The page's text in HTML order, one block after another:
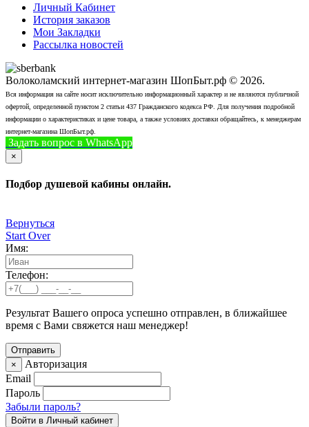
Личный Кабинет
История заказов
Мои Закладки
Рассылка новостей
Волоколамский интернет-магазин ШопБыт.рф © 2026.
Вся информация на сайте носит исключительно информационный характер и не являются публичной
офертой, определенной пунктом 2 статьи 437 Гражданского кодекса РФ. Для получения подробной
информации о характеристиках и цене товара, а также условиях доставки обращайтесь, к менеджерам
интернет-магазина ШопБыт.рф.
Задать вопрос в WhatsApp
×
Подбор душевой кабины онлайн.
Вернуться
Start Over
Имя:
Телефон:
Результат Вашего опроса успешно отправлен, в ближайшее
время с Вами свяжется наш менеджер!
×
Авторизация
Email
Пароль
Забыли пароль?
Войти в Личный кабинет